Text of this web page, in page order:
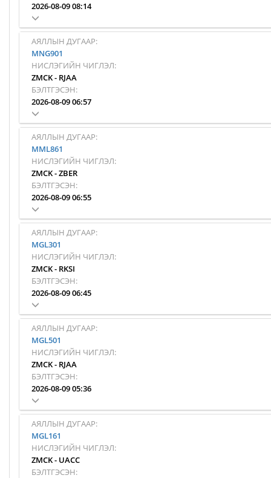
2026-08-09 08:14
АЯЛЛЫН ДУГААР:
MNG901
НИСЛЭГИЙН ЧИГЛЭЛ:
ZMCK- RJAA
БЭЛТГЭСЭН:
2026-08-09 06:57
АЯЛЛЫН ДУГААР:
MML861
НИСЛЭГИЙН ЧИГЛЭЛ:
ZMCK-ZBER
БЭЛТГЭСЭН:
2026-08-09 06:55
АЯЛЛЫН ДУГААР:
MGL301
НИСЛЭГИЙН ЧИГЛЭЛ:
ZMCK- RKSI
БЭЛТГЭСЭН:
2026-08-09 06:45
АЯЛЛЫН ДУГААР:
MGL501
НИСЛЭГИЙН ЧИГЛЭЛ:
ZMCK- RJAA
БЭЛТГЭСЭН:
2026-08-09 05:36
АЯЛЛЫН ДУГААР:
MGL161
НИСЛЭГИЙН ЧИГЛЭЛ:
ZMCK- UACC
БЭЛТГЭСЭН: